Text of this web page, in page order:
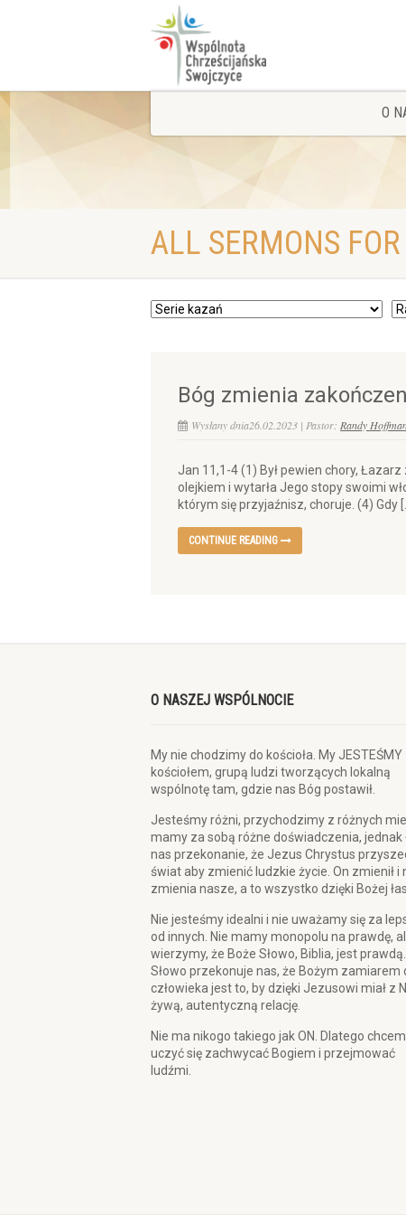
O
ALL SERMONS
Bóg zmienia
Wysłany dnia26.02.2023 | Pastor: Randy
Jan 11,1-4 (1) Był pewien chory,
olejkiem i wytarła Jego stopy swoimi
którym się przyjaźnisz, choruje. (4) Gdy
CONTINUE READING
O NASZEJ WSPÓLNOCIE
My nie chodzimy do kościoła. My JESTEŚMY
kościołem, grupą ludzi tworzących lokalną
wspólnotę tam, gdzie nas Bóg postawił.
Jesteśmy różni, przychodzimy z różnych
mamy za sobą różne doświadczenia, jednak
nas przekonanie, że Jezus Chrystus
świat aby zmienić ludzkie życie. On zmienił i
zmienia nasze, a to wszystko dzięki Bożej
Nie jesteśmy idealni i nie uważamy się za
od innych. Nie mamy monopolu na prawdę,
wierzymy, że Boże Słowo, Biblia, jest
Słowo przekonuje nas, że Bożym zamiarem
człowieka jest to, by dzięki Jezusowi miał z
żywą, autentyczną relację.
Nie ma nikogo takiego jak ON. Dlatego
uczyć się zachwycać Bogiem i przejmować
ludźmi.